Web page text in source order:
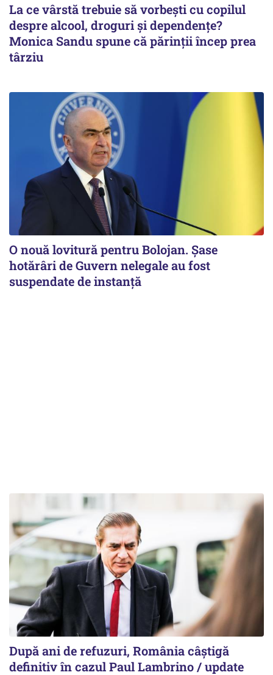
La ce vârstă trebuie să vorbești cu copilul
despre alcool, droguri și dependențe?
Monica Sandu spune că părinții încep prea
târziu
O nouă lovitură pentru Bolojan. Șase
hotărâri de Guvern nelegale au fost
suspendate de instanță
După ani de refuzuri, România câștigă
definitiv în cazul Paul Lambrino / update